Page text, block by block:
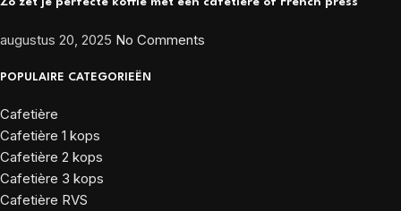
augustus 20, 2025 No Comments
POPULAIRE CATEGORIEËN
Cafetière
Cafetière 1 kops
Cafetière 2 kops
Cafetière 3 kops
Cafetière RVS